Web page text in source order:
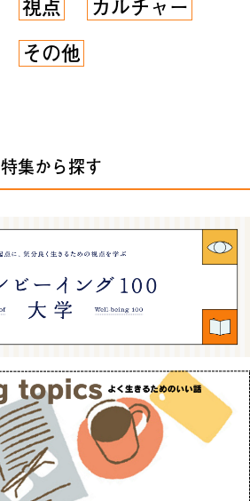
視点
カルチャー
その他
特集から探す